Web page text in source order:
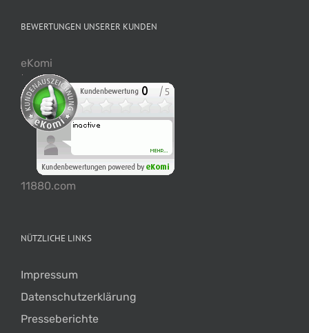
BEWERTUNGEN UNSERER KUNDEN
eKomi
11880.com
NÜTZLICHE LINKS
Impressum
Datenschutzerklärung
Presseberichte